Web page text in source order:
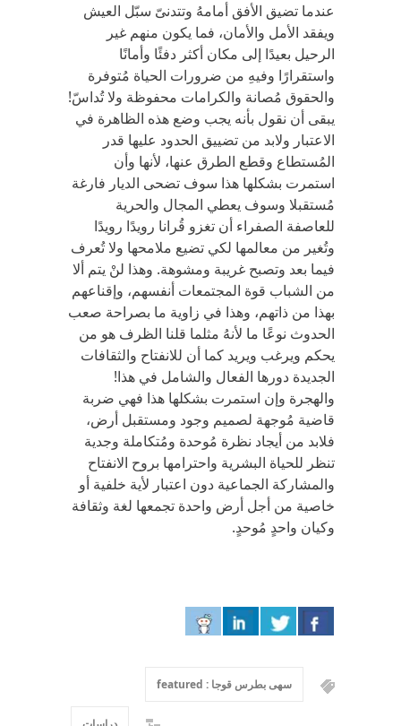
عندما تضيق الأفق أمامهُ وتتدنىّ سبّل العيش
ويفقد الأمل والأمان، فما يكون منهم غير
الرحيل بعيدًا إلى مكان أكثر دفئًا وأمانًا
واستقرارًا وفيهِ من ضرورات الحياة مُتوفرة
والحقوق مُصانة والكرامات محفوظة ولا تُداسّ!
يبقى أن نقول بأنه يجب وضع هذه الظاهرة في
الاعتبار ولابد من تضييق الحدود عليها قدر
المُستطاع وقطع الطرق عنها، لأنها وأن
استمرت بشكلها هذا سوف تضحى الديار فارغة
مُستقبلا وسوف يعطي المجال والحرية
للعاصفة الصفراء أن تغزو قُرانا رويدًا رويدًا
وتُغير من معالمها لكي تضيع ملامحها ولا تُعرف
فيما بعد وتصبح غريبة ومشوهة. وهذا لنْ يتم ألا
من الشباب قوة المجتمعات أنفسهم، وإقناعهم
بهذا من ذاتهم، وهذا في زاوية ما بصراحة صعب
الحدوث نوعًا ما لأنهُ مثلما قلنا الظرف هو من
يحكم ويرغب ويريد كما أن للانفتاح والثقافات
الجديدة دورها الفعال والشامل في هذا!
والهجرة وإن استمرت بشكلها هذا فهي ضربة
قاضية مُوجهة لصميم وجود ومستقبل أرض،
فلابد من أيجاد نظرة مُوحدة ومُتكاملة وجدية
تنظر للحياة البشرية واحترامها بروح الانفتاح
والمشاركة الجماعية دون اعتبار لأية خلفية أو
خاصية من أجل أرض واحدة تجمعها لغة وثقافة
وكيان واحدٍ مُوحدٍ.
سهى بطرس قوجا : featured